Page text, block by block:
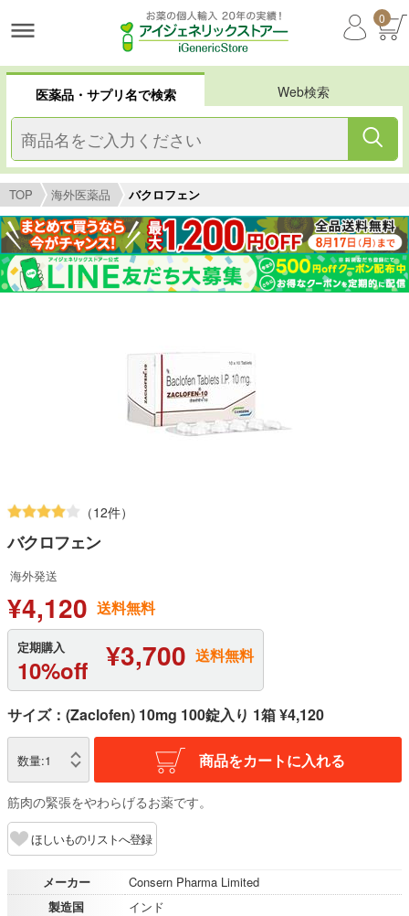
0
医薬品・サプリ名で検索 Web検索
TOP 海外医薬品 バクロフェン
（12件）
バクロフェン
海外発送
¥4,120 送料無料
定期購入
10%off ¥3,700 送料無料
サイズ：(Zaclofen) 10mg 100錠入り 1箱 ¥4,120
数量:1 商品をカートに入れる
筋肉の緊張をやわらげるお薬です。
ほしいものリストへ登録
メーカー
Consern Pharma Limited
製造国
インド